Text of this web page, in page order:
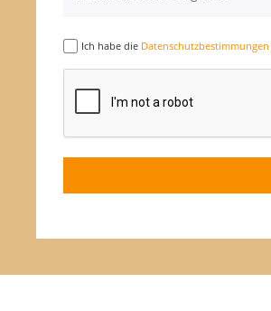
Ich habe die Datenschutzbestimmungen